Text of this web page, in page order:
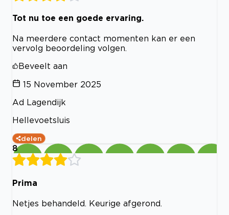
Tot nu toe een goede ervaring.
Na meerdere contact momenten kan er een
vervolg beoordeling volgen.
Beveelt aan
15 November 2025
Ad Lagendijk
Hellevoetsluis
delen
8
Prima
Netjes behandeld. Keurige afgerond.